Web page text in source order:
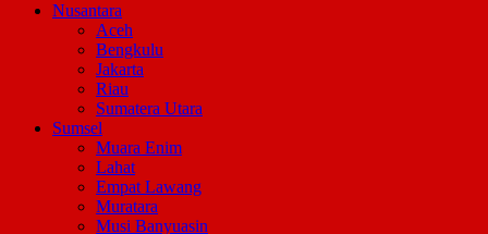
Nusantara
Aceh
Bengkulu
Jakarta
Riau
Sumatera Utara
Sumsel
Muara Enim
Lahat
Empat Lawang
Muratara
Musi Banyuasin